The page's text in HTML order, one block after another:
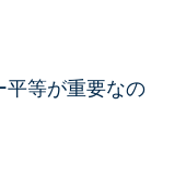
平等が重要なの